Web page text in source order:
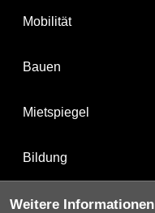
Mobilität
Bauen
Mietspiegel
Bildung
Weitere Informationen